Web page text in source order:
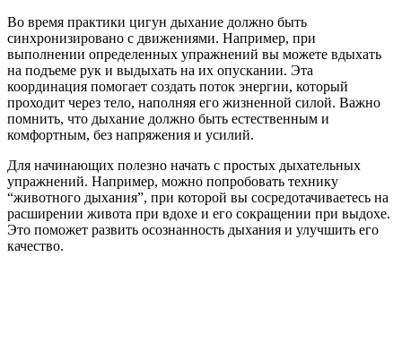
Во время практики цигун дыхание должно быть
синхронизировано с движениями. Например, при
выполнении определенных упражнений вы можете вдыхать
на подъеме рук и выдыхать на их опускании. Эта
координация помогает создать поток энергии, который
проходит через тело, наполняя его жизненной силой. Важно
помнить, что дыхание должно быть естественным и
комфортным, без напряжения и усилий.
Для начинающих полезно начать с простых дыхательных
упражнений. Например, можно попробовать технику
“животного дыхания”, при которой вы сосредотачиваетесь на
расширении живота при вдохе и его сокращении при выдохе.
Это поможет развить осознанность дыхания и улучшить его
качество.